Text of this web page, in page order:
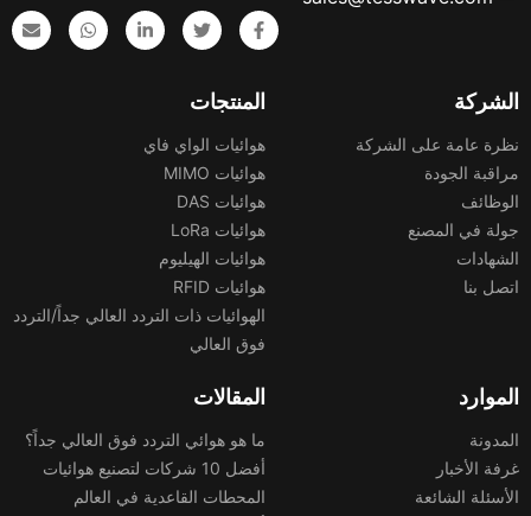
الشركة
نظرة عامة على الشركة
مراقبة الجودة
الوظائف
جولة في المصنع
الشهادات
اتصل بنا
المنتجات
هوائيات الواي فاي
هوائيات MIMO
هوائيات DAS
هوائيات LoRa
هوائيات الهيليوم
هوائيات RFID
الهوائيات ذات التردد العالي جداً/التردد
فوق العالي
الموارد
المدونة
غرفة الأخبار
الأسئلة الشائعة
المقالات
ما هو هوائي التردد فوق العالي جداً؟
أفضل 10 شركات لتصنيع هوائيات
المحطات القاعدية في العالم